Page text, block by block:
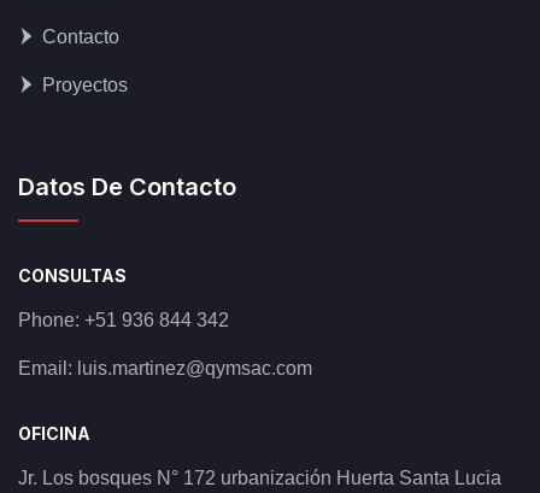
Contacto
Proyectos
Datos De Contacto
CONSULTAS
Phone: +51 936 844 342
Email: luis.martinez@qymsac.com
OFICINA
Jr. Los bosques N° 172 urbanización Huerta Santa Lucia